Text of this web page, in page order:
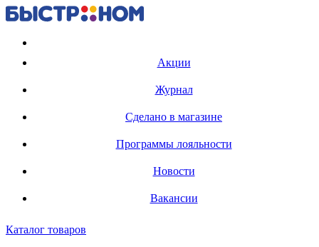
Акции
Журнал
Сделано в магазине
Программы лояльности
Новости
Вакансии
Каталог товаров